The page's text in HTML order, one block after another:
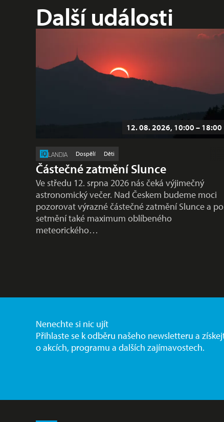
Další události
12. 08. 2026, 10:00 – 18:00
LANDIA Dospělí Děti
Částečné zatmění Slunce
Ve středu 12. srpna 2026 nás čeká výjimečný
astronomický večer. Nad Českem budeme moci
pozorovat výrazné částečné zatmění Slunce a po
setmění také maximum oblíbeného
meteorického…
Nenechte si nic ujít
Přihlaste se k odběru našeho newsletteru a
o akcích, programu a dalších zajímavostech.